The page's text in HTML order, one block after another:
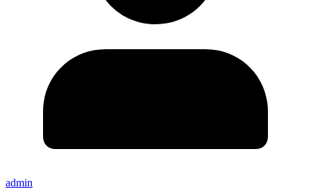
admin